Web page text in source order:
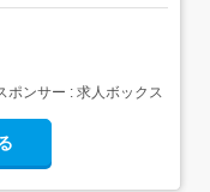
ポンサー : 求人ボックス